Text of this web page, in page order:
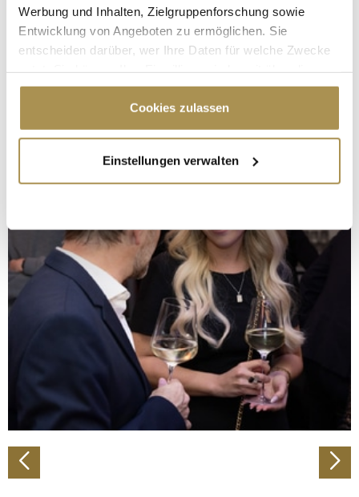
Werbung und Inhalten, Zielgruppenforschung sowie
Entwicklung von Angeboten zu ermöglichen. Sie
entscheiden darüber, wer Ihre Daten für welche Zwecke
Cookie-Erklärung oder durch Klicken auf das Privacy
Trigger Symbol ändern oder widerrufen
Informationen über Ihre geografische Lage
erfassen, welche bis auf einige Meter genau sein
bestimmten Merkmalen (Fingerprinting) identifizieren
Erfahren Sie mehr darüber, wie Ihre persönlichen Daten
verarbeitet werden, und legen Sie Ihre Präferenzen im
Abschnitt Einzelheiten
fest.
Wir verwenden Cookies, um Inhalte und Anzeigen zu
personalisieren, Funktionen für soziale Medien anbieten
zu können und die Zugriffe auf unsere Website zu
analysieren. Außerdem geben wir Informationen zu Ihrer
Verwendung unserer Website an unsere Partner für
Partner führen diese Informationen möglicherweise mit
weiteren Daten zusammen, die Sie ihnen bereitgestellt
Cookies zulassen
Einstellungen verwalten